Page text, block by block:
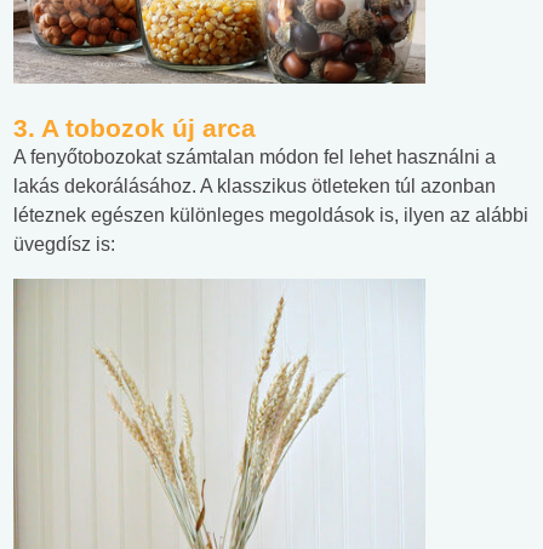
3. A tobozok új arca
A fenyőtobozokat számtalan módon fel lehet használni a
lakás dekorálásához. A klasszikus ötleteken túl azonban
léteznek egészen különleges megoldások is, ilyen az alábbi
üvegdísz is: